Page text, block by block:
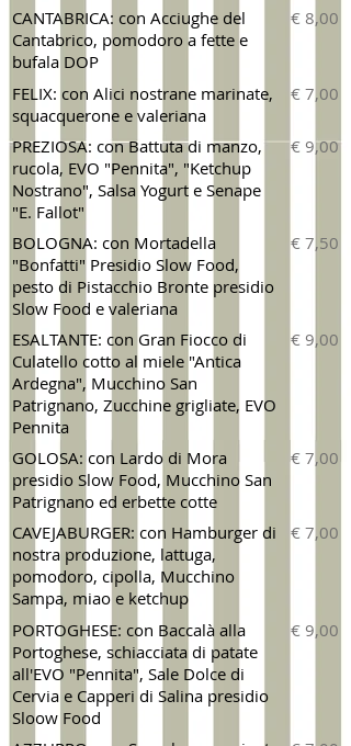
CANTABRICA: con Acciughe del
Cantabrico, pomodoro a fette e
bufala DOP
€ 8,00
FELIX: con Alici nostrane marinate,
squacquerone e valeriana
€ 7,00
PREZIOSA: con Battuta di manzo,
rucola, EVO "Pennita", "Ketchup
Nostrano", Salsa Yogurt e Senape
"E. Fallot"
€ 9,00
BOLOGNA: con Mortadella
"Bonfatti" Presidio Slow Food,
pesto di Pistacchio Bronte presidio
Slow Food e valeriana
€ 7,50
ESALTANTE: con Gran Fiocco di
Culatello cotto al miele "Antica
Ardegna", Mucchino San
Patrignano, Zucchine grigliate, EVO
Pennita
€ 9,00
GOLOSA: con Lardo di Mora
presidio Slow Food, Mucchino San
Patrignano ed erbette cotte
€ 7,00
CAVEJABURGER: con Hamburger di
nostra produzione, lattuga,
pomodoro, cipolla, Mucchino
Sampa, miao e ketchup
€ 7,00
PORTOGHESE: con Baccalà alla
Portoghese, schiacciata di patate
all'EVO "Pennita", Sale Dolce di
Cervia e Capperi di Salina presidio
Sloow Food
€ 9,00